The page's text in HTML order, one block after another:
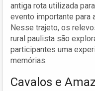
antiga rota utilizada
evento importante para
Nesse trajeto, os
rural paulista são
participantes uma
memórias.
Cavalos e